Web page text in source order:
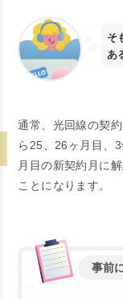
そ
あ
通常、光回線の契
ら25、26ヶ月目、
月目の新契約月に
ことになります。
事前